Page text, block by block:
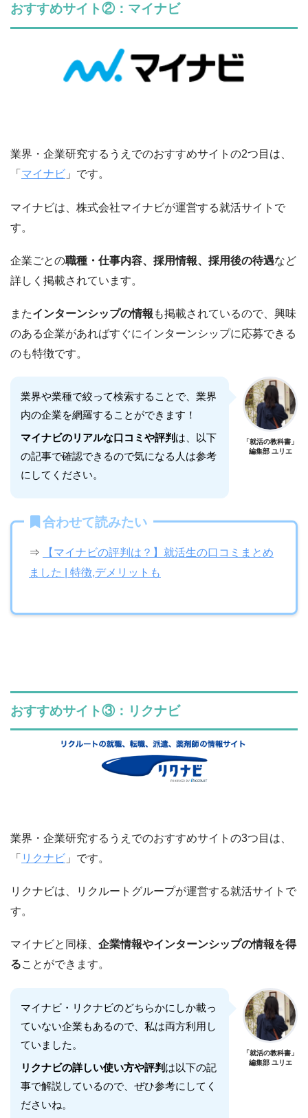
おすすめサイト②：マイナビ
業界・企業研究するうえでのおすすめサイトの2つ目は、
「 マイナビ 」です。
マイナビは、株式会社マイナビが運営する就活サイトで
す。
企業ごとの職種・仕事内容、採用情報、採用後の待遇など
詳しく掲載されています。
またインターンシップの情報 も掲載されているので、興味
のある企業があればすぐにインターンシップに応募できる
のも特徴です。
業界や業種で絞って検索することで、業界
内の企業を網羅することができます！
マイナビのリアルな口コミや評判 は、以下
の記事で確認できるので気になる人は参考
にしてください。
「就活の教科書」
編集部 ユリエ
合わせて読みたい
⇒
【マイナビの評判は？】就活生の口コミまとめ
ました | 特徴,デメリットも
おすすめサイト③：リクナビ
業界・企業研究するうえでのおすすめサイトの3つ目は、
「 リクナビ 」です。
リクナビは、リクルートグループが運営する就活サイトで
す。
マイナビと同様、 企業情報やインターンシップの情報を得
ることができます。
マイナビ・リクナビのどちらかにしか載っ
ていない企業もあるので、私は両方利用し
ていました。
リクナビの詳しい使い方や評判 は以下の記
事で解説しているので、ぜひ参考にしてく
ださいね。
「就活の教科書」
編集部 ユリエ